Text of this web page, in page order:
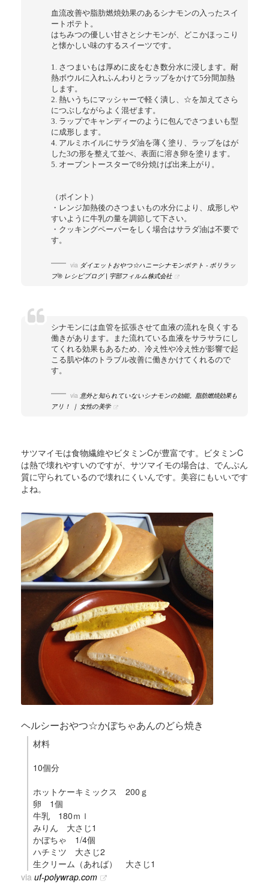
血流改善や脂肪燃焼効果のあるシナモンの入ったスイ
ートポテト。
はちみつの優しい甘さとシナモンが、どこかほっこり
と懐かしい味のするスイーツです。
1. さつまいもは厚めに皮をむき数分水に浸します。耐
熱ボウルに入れふんわりとラップをかけて5分間加熱
します。
2. 熱いうちにマッシャーで軽く潰し、☆を加えてさら
につぶしながらよく混ぜます。
3. ラップでキャンディーのように包んでさつまいも型
に成形します。
4. アルミホイルにサラダ油を薄く塗り、ラップをはが
した3の形を整えて並べ、表面に溶き卵を塗ります。
5. オーブントースターで8分焼けば出来上がり。
（ポイント）
・レンジ加熱後のさつまいもの水分により、成形しや
すいように牛乳の量を調節して下さい。
・クッキングペーパーをしく場合はサラダ油は不要で
す。
via ダイエットおやつ☆ハニーシナモンポテト - ポリラッ
プ® レシピブログ | 宇部フィルム株式会社
シナモンには血管を拡張させて血液の流れを良くする
働きがあります。また流れている血液をサラサラにし
てくれる効果もあるため、冷え性や冷え性が影響で起
こる肌や体のトラブル改善に働きかけてくれるので
す。
via 意外と知られていないシナモンの効能。脂肪燃焼効果も
アリ！ ｜ 女性の美学
サツマイモは食物繊維やビタミンCが豊富です。ビタミンC
は熱で壊れやすいのですが、サツマイモの場合は、でんぷん
質に守られているので壊れにくいんです。美容にもいいです
よね。
ヘルシーおやつ☆かぼちゃあんのどら焼き
材料
10個分
ホットケーキミックス 200ｇ
卵 1個
牛乳 180ｍｌ
みりん 大さじ1
かぼちゃ 1/4個
ハチミツ 大さじ2
生クリーム（あれば） 大さじ1
via uf-polywrap.com